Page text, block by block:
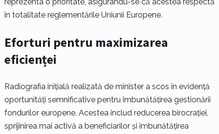
în totalitate reglementările Uniunii Europene.
Eforturi pentru maximizarea
eficienței
Radiografia inițială realizată de minister a scos în evidență
oportunități semnificative pentru îmbunătățirea gestionării
fondurilor europene. Acestea includ reducerea birocrației,
sprijinirea mai activă a beneficiarilor și îmbunătățirea